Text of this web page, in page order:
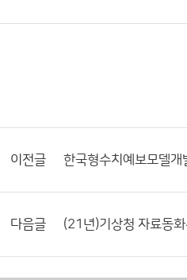
이전글 한국형수치예보모델개
다음글 (21년)기상청 자료동